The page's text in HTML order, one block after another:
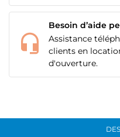
Besoin d’aide
Assistance
clients en
d'ouverture.
CRÉER UNE
CONNEXION